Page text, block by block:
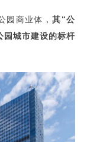
园商业体，其“公
园城市建设的标杆